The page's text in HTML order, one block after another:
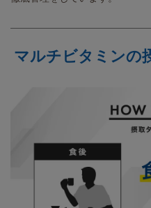
マルチビタミンの